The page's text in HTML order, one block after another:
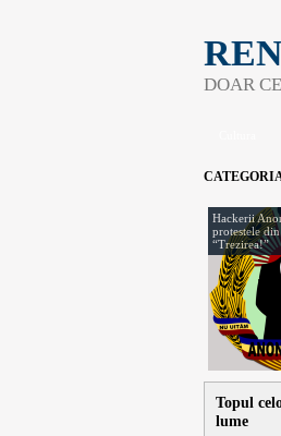
DOAR
Hackerii
protestele
“Trezirea!”
Topul
lume